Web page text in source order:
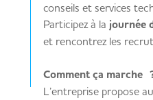
conseils et services
Participez à la journée
et rencontrez les
Comment ça marche
L’entreprise propose